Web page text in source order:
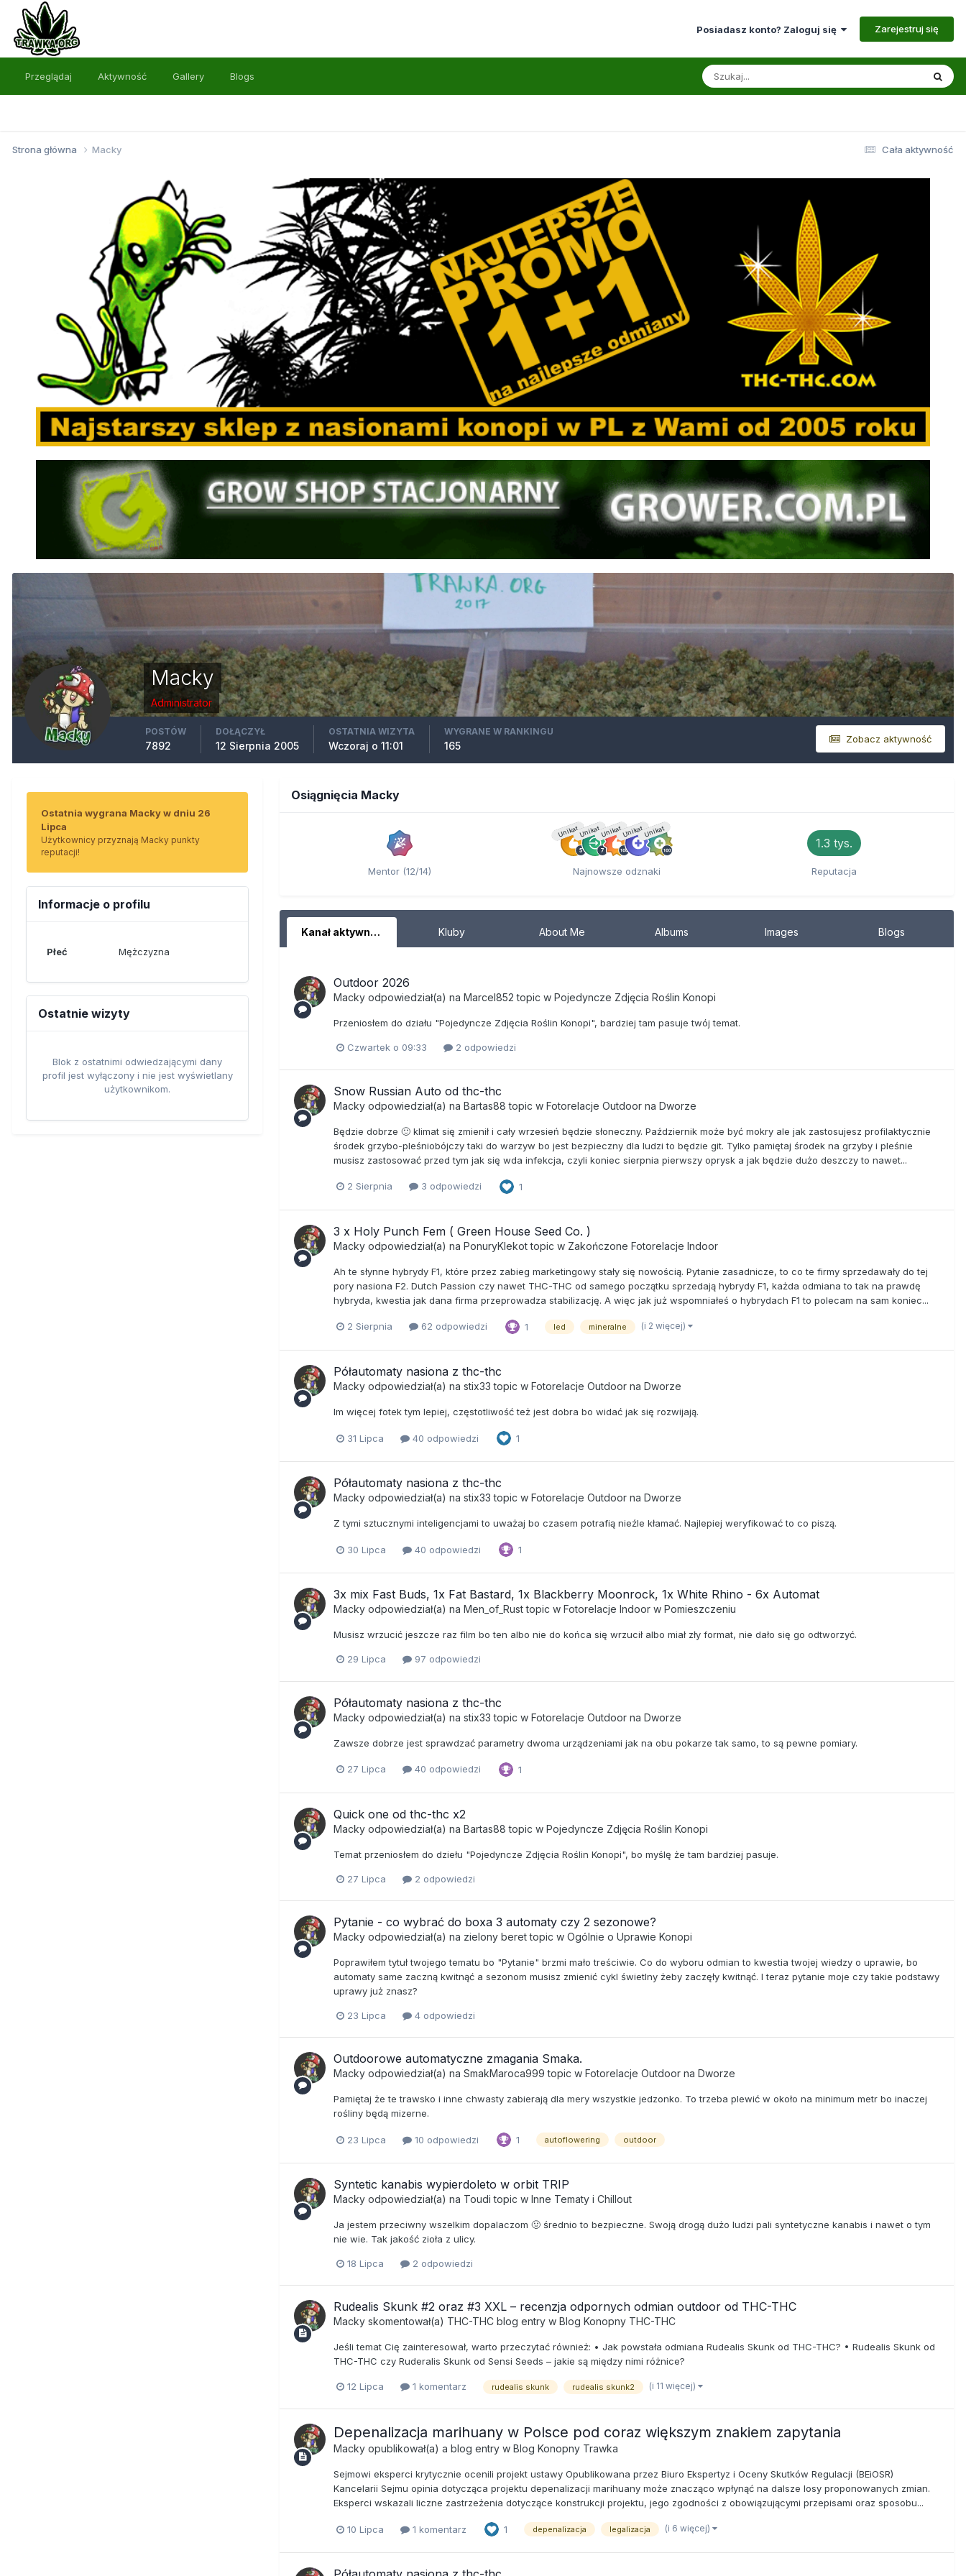
Posiadasz konto? Zaloguj się Zarejestruj się
Przeglądaj Aktywność Gallery Blogs
Cała aktywność
Strona główna Macky
Macky
Administrator
Zobacz aktywność
POSTÓW
7892
DOŁĄCZYŁ
12 Sierpnia 2005
OSTATNIA WIZYTA
Wczoraj o 11:01
WYGRANE W RANKINGU
165
Ostatnia wygrana Macky w dniu 26
Lipca
Użytkownicy przyznają Macky punkty
reputacji!
Informacje o profilu
Płeć Mężczyzna
Ostatnie wizyty
Blok z ostatnimi odwiedzającymi dany
profil jest wyłączony i nie jest wyświetlany
użytkownikom.
Osiągnięcia Macky
Mentor (12/14)
UnikatUnikatUnikatUnikatUnikat
Najnowsze odznaki
1.3 tys.
Reputacja
Kanał aktywności Kluby About Me Albums Images Blogs
Outdoor 2026
Macky odpowiedział(a) na Marcel852 topic w Pojedyncze Zdjęcia Roślin Konopi
Przeniosłem do działu "Pojedyncze Zdjęcia Roślin Konopi", bardziej tam pasuje twój temat.
Czwartek o 09:33 2 odpowiedzi
Snow Russian Auto od thc-thc
Macky odpowiedział(a) na Bartas88 topic w Fotorelacje Outdoor na Dworze
Będzie dobrze 🙂 klimat się zmienił i cały wrzesień będzie słoneczny. Październik może być mokry ale jak zastosujesz profilaktycznie
środek grzybo-pleśniobójczy taki do warzyw bo jest bezpieczny dla ludzi to będzie git. Tylko pamiętaj środek na grzyby i pleśnie
musisz zastosować przed tym jak się wda infekcja, czyli koniec sierpnia pierwszy oprysk a jak będzie dużo deszczy to nawet...
2 Sierpnia 3 odpowiedzi 1
3 x Holy Punch Fem ( Green House Seed Co. )
Macky odpowiedział(a) na PonuryKlekottopic w Zakończone Fotorelacje Indoor
Ah te słynne hybrydy F1, które przez zabieg marketingowy stały się nowością. Pytanie zasadnicze, to co te firmy sprzedawały do tej
pory nasiona F2. Dutch Passion czy nawet THC-THC od samego początku sprzedają hybrydy F1, każda odmiana to tak na prawdę
hybryda, kwestia jak dana firma przeprowadza stabilizację. A więc jak już wspomniałeś o hybrydach F1 to polecam na sam koniec...
2 Sierpnia 62 odpowiedzi 1 led mineralne (i 2 więcej)
Półautomaty nasiona z thc-thc
Macky odpowiedział(a) na stix33 topic w Fotorelacje Outdoor na Dworze
Im więcej fotek tym lepiej, częstotliwość też jest dobra bo widać jak się rozwijają.
31 Lipca 40 odpowiedzi 1
Półautomaty nasiona z thc-thc
Macky odpowiedział(a) na stix33 topic w Fotorelacje Outdoor na Dworze
Z tymi sztucznymi inteligencjami to uważaj bo czasem potrafią nieźle kłamać. Najlepiej weryfikować to co piszą.
30 Lipca 40 odpowiedzi 1
3x mix Fast Buds, 1x Fat Bastard, 1x Blackberry Moonrock, 1x White Rhino - 6x Automat
Macky odpowiedział(a) na Men_of_Rusttopic w Fotorelacje Indoor w Pomieszczeniu
Musisz wrzucić jeszcze raz film bo ten albo nie do końca się wrzucił albo miał zły format, nie dało się go odtworzyć.
29 Lipca 97 odpowiedzi
Półautomaty nasiona z thc-thc
Macky odpowiedział(a) na stix33 topic w Fotorelacje Outdoor na Dworze
Zawsze dobrze jest sprawdzać parametry dwoma urządzeniami jak na obu pokarze tak samo, to są pewne pomiary.
27 Lipca 40 odpowiedzi 1
Quick one od thc-thc x2
Macky odpowiedział(a) na Bartas88 topic w Pojedyncze Zdjęcia Roślin Konopi
Temat przeniosłem do dziełu "Pojedyncze Zdjęcia Roślin Konopi", bo myślę że tam bardziej pasuje.
27 Lipca 2 odpowiedzi
Pytanie - co wybrać do boxa 3 automaty czy 2 sezonowe?
Macky odpowiedział(a) na zielony berettopic w Ogólnie o Uprawie Konopi
Poprawiłem tytuł twojego tematu bo "Pytanie" brzmi mało treściwie. Co do wyboru odmian to kwestia twojej wiedzy o uprawie, bo
automaty same zaczną kwitnąć a sezonom musisz zmienić cykl świetlny żeby zaczęły kwitnąć. I teraz pytanie moje czy takie podstawy
uprawy już znasz?
23 Lipca 4 odpowiedzi
Outdoorowe automatyczne zmagania Smaka.
Macky odpowiedział(a) na SmakMaroca999 topic w Fotorelacje Outdoor na Dworze
Pamiętaj że te trawsko i inne chwasty zabierają dla mery wszystkie jedzonko. To trzeba plewić w około na minimum metr bo inaczej
rośliny będą mizerne.
23 Lipca 10 odpowiedzi 1 autoflowering outdoor
Syntetic kanabis wypierdoleto w orbit TRIP
Macky odpowiedział(a) na Toudi topic w Inne Tematy i Chillout
Ja jestem przeciwny wszelkim dopalaczom 🤢 średnio to bezpieczne. Swoją drogą dużo ludzi pali syntetyczne kanabis i nawet o tym
nie wie. Tak jakość zioła z ulicy.
18 Lipca 2 odpowiedzi
Rudealis Skunk #2 oraz #3 XXL – recenzja odpornych odmian outdoor od THC-THC
Macky skomentował(a) THC-THC blog entry w Blog Konopny THC-THC
Jeśli temat Cię zainteresował, warto przeczytać również: • Jak powstała odmiana Rudealis Skunk od THC-THC? • Rudealis Skunk od
THC-THC czy Ruderalis Skunk od Sensi Seeds – jakie są między nimi różnice?
12 Lipca 1 komentarz rudealis skunk rudealis skunk2 (i 11 więcej)
Depenalizacja marihuany w Polsce pod coraz większym znakiem zapytania
Macky opublikował(a) a blog entry w Blog Konopny Trawka
Sejmowi eksperci krytycznie ocenili projekt ustawy Opublikowana przez Biuro Ekspertyz i Oceny Skutków Regulacji (BEiOSR)
Kancelarii Sejmu opinia dotycząca projektu depenalizacji marihuany może znacząco wpłynąć na dalsze losy proponowanych zmian.
Eksperci wskazali liczne zastrzeżenia dotyczące konstrukcji projektu, jego zgodności z obowiązującymi przepisami oraz sposobu...
10 Lipca 1 komentarz 1 depenalizacja legalizacja (i 6 więcej)